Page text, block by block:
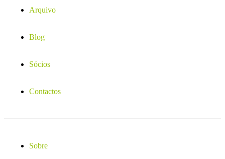
Arquivo
Blog
Sócios
Contactos
Sobre